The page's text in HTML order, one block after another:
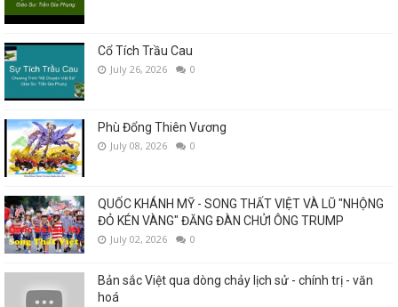
Cổ Tích Trầu Cau
July 26, 2026 0
Phù Đổng Thiên Vương
July 08, 2026 0
QUỐC KHÁNH MỸ - SONG THẤT VIỆT VÀ LŨ "NHỘNG
ĐỎ KÉN VÀNG" ĐĂNG ĐÀN CHỬI ÔNG TRUMP
July 02, 2026 0
Bản sắc Việt qua dòng chảy lịch sử - chính trị - văn
hoá